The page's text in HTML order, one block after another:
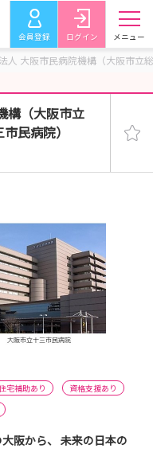
会員登録 ログイン メニュー
人 大阪市民病院機構（大阪市立
構（大阪市立
民病院）
宅補助あり
資格支援あり
阪から、 未来の日本の